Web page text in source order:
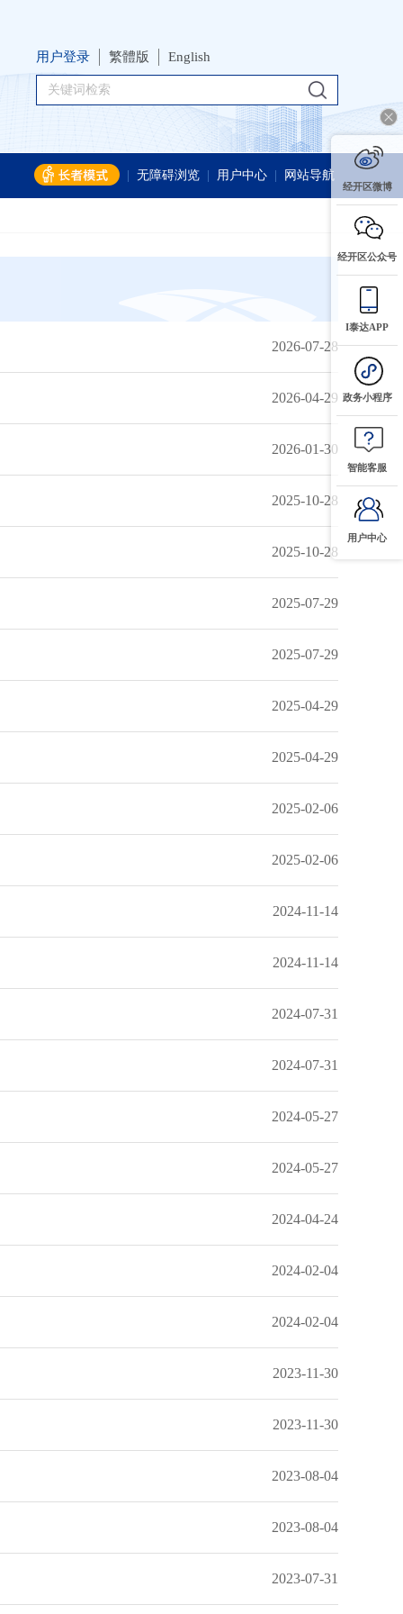
用户登录 繁體版 English
无障碍浏览 用户中心 网站导航
2026-07-28
2026-04-29
2026-01-30
2025-10-28
2025-10-28
2025-07-29
2025-07-29
2025-04-29
2025-04-29
2025-02-06
2025-02-06
2024-11-14
2024-11-14
2024-07-31
2024-07-31
2024-05-27
2024-05-27
2024-04-24
2024-02-04
2024-02-04
2023-11-30
2023-11-30
2023-08-04
2023-08-04
2023-07-31
经开区微博
经开区公众号
I泰达APP
政务小程序
智能客服
用户中心